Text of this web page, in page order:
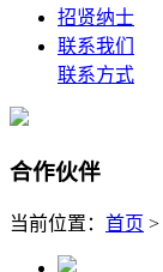
招贤纳士
联系我们
联系方式
合作伙伴
当前位置： 首页 >